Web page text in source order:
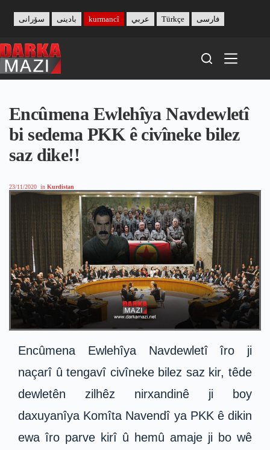
content
بادینی سۆرانی kurmancî عربي Türkçe فارسی
Encûmena Ewlehîya Navdewletî
bi sedema PKK ê civîneke bilez
saz dike!!
23/11/2020 in Kurdistan
Encûmena Ewlehîya Navdewletî îro ji
naçarî û tengavî civîneke bilez saz kir, têde
dewletên zilhêz nirxandinê ji boy
daxuyanîya Komîta Navendî ya PKK ê dikin
ewa îro parve kirî û hemû amaje ji bo wê